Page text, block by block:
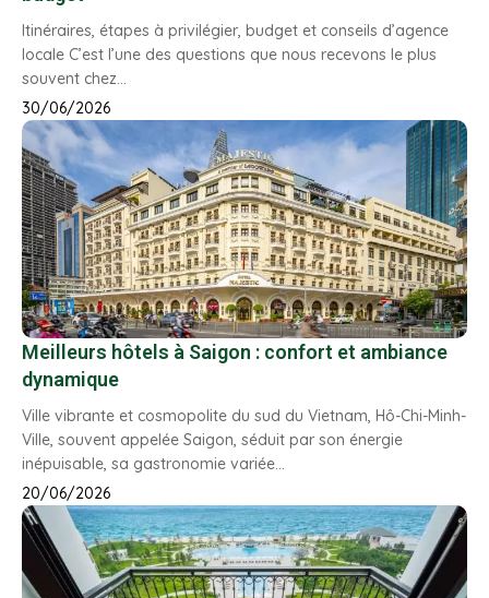
Itinéraires, étapes à privilégier, budget et conseils d’agence
locale C’est l’une des questions que nous recevons le plus
souvent chez…
30/06/2026
Meilleurs hôtels à Saigon : confort et ambiance
dynamique
Ville vibrante et cosmopolite du sud du Vietnam, Hô-Chi-Minh-
Ville, souvent appelée Saigon, séduit par son énergie
inépuisable, sa gastronomie variée…
20/06/2026